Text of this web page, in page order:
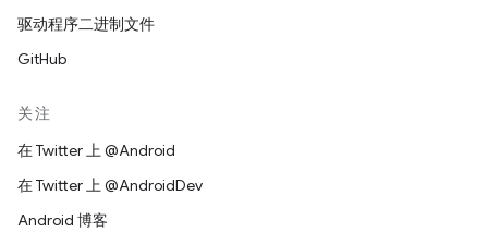
驱动程序二进制文件
GitHub
关注
在 Twitter 上 @Android
在 Twitter 上 @AndroidDev
Android 博客